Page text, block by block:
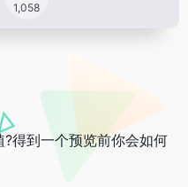
1,058
得到一个预览前你会如何